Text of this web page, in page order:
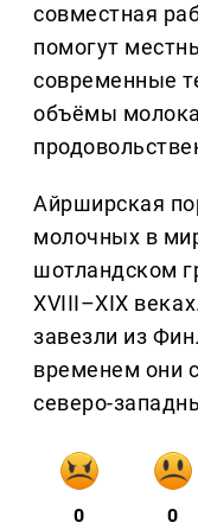
совместная
помогут
современные
объёмы
Айрширская
молочных в
шотландском
XVIII–XIX
завезли из
временем они
северо-
0 0